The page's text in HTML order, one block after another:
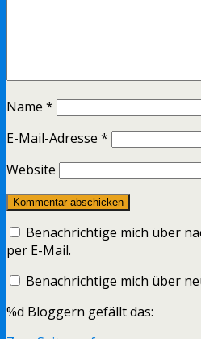
Name *
E-Mail-Adresse *
Website
Benachrichtige mich über
per E-Mail.
Benachrichtige mich über
%d Bloggern gefällt das: